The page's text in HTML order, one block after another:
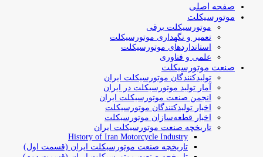
صفحه اصلی
موتورسیکلت
موتورسیکلت برقی
تعمیر و نگهداری موتورسیکلت
استانداردهای موتورسیکلت
علمی و فناوری
صنعت موتورسیکلت
تولیدکنندگان موتورسیکلت ایران
آمار تولید موتورسیکلت در ایران
انجمن صنعت موتورسیکلت ایران
اخبار تولیدکنندگان موتورسیکلت
اخبار قطعه‌سازان موتورسیکلت
تاریخچه صنعت موتورسیکلت ایران
History of Iran Motorcycle Industry
تاریخچه صنعت موتورسیکلت ایران (قسمت اول)